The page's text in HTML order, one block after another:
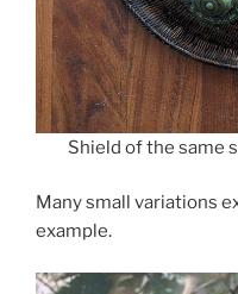
Shield of the same
Many small variations
example.